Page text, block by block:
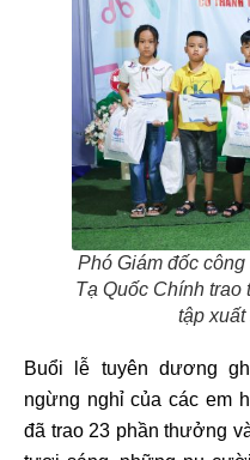
Phó Giám đốc
Tạ Quốc Chính trao
tập
Buổi lễ tuyên dương
ngừng nghỉ của các em
đã trao 23 phần thưởng